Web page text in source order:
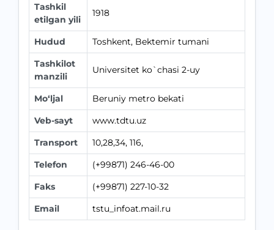
Tashkil
etilgan yili
1918
Hudud
Toshkent, Bektemir tumani
Tashkilot
manzili
Universitet ko`chasi 2-uy
Mo‘ljal
Beruniy metro bekati
Veb-sayt
www.tdtu.uz
Transport
10,28,34, 116,
Telefon
(+99871) 246-46-00
Faks
(+99871) 227-10-32
Email
tstu_infoat.mail.ru